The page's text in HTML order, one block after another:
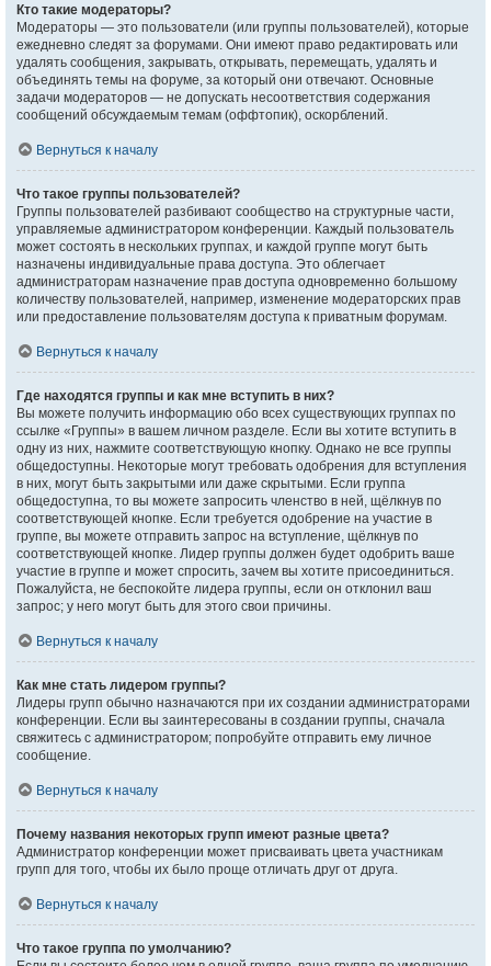
Кто такие модераторы?
Модераторы — это пользователи (или группы пользователей), которые
ежедневно следят за форумами. Они имеют право редактировать или
удалять сообщения, закрывать, открывать, перемещать, удалять и
объединять темы на форуме, за который они отвечают. Основные
задачи модераторов — не допускать несоответствия содержания
сообщений обсуждаемым темам (оффтопик), оскорблений.
Вернуться к началу
Что такое группы пользователей?
Группы пользователей разбивают сообщество на структурные части,
управляемые администратором конференции. Каждый пользователь
может состоять в нескольких группах, и каждой группе могут быть
назначены индивидуальные права доступа. Это облегчает
администраторам назначение прав доступа одновременно большому
количеству пользователей, например, изменение модераторских прав
или предоставление пользователям доступа к приватным форумам.
Вернуться к началу
Где находятся группы и как мне вступить в них?
Вы можете получить информацию обо всех существующих группах по
ссылке «Группы» в вашем личном разделе. Если вы хотите вступить в
одну из них, нажмите соответствующую кнопку. Однако не все группы
общедоступны. Некоторые могут требовать одобрения для вступления
в них, могут быть закрытыми или даже скрытыми. Если группа
общедоступна, то вы можете запросить членство в ней, щёлкнув по
соответствующей кнопке. Если требуется одобрение на участие в
группе, вы можете отправить запрос на вступление, щёлкнув по
соответствующей кнопке. Лидер группы должен будет одобрить ваше
участие в группе и может спросить, зачем вы хотите присоединиться.
Пожалуйста, не беспокойте лидера группы, если он отклонил ваш
запрос; у него могут быть для этого свои причины.
Вернуться к началу
Как мне стать лидером группы?
Лидеры групп обычно назначаются при их создании администраторами
конференции. Если вы заинтересованы в создании группы, сначала
свяжитесь с администратором; попробуйте отправить ему личное
сообщение.
Вернуться к началу
Почему названия некоторых групп имеют разные цвета?
Администратор конференции может присваивать цвета участникам
групп для того, чтобы их было проще отличать друг от друга.
Вернуться к началу
Что такое группа по умолчанию?